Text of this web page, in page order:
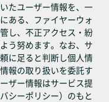
たユーザー情報を、一
ある、ファイヤーウォ
し、不正アクセス・紛
う努めます。なお、サ
に足ると判断し個人情
報の取り扱いを委託す
ザー情報はサービス提
シーポリシー）のもと